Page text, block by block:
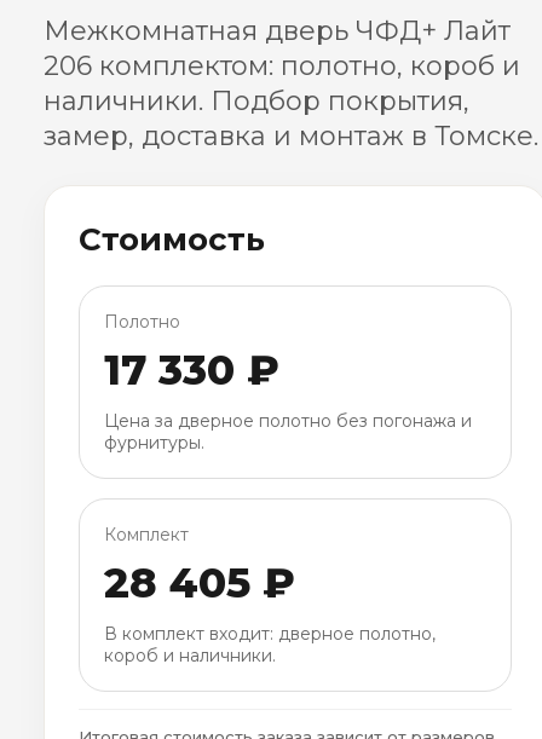
Межкомнатная дверь ЧФД+ Лайт
206 комплектом: полотно, короб и
наличники. Подбор покрытия,
замер, доставка и монтаж в Томске.
Стоимость
Полотно
17 330 ₽
Цена за дверное полотно без погонажа и
фурнитуры.
Комплект
28 405 ₽
В комплект входит: дверное полотно,
короб и наличники.